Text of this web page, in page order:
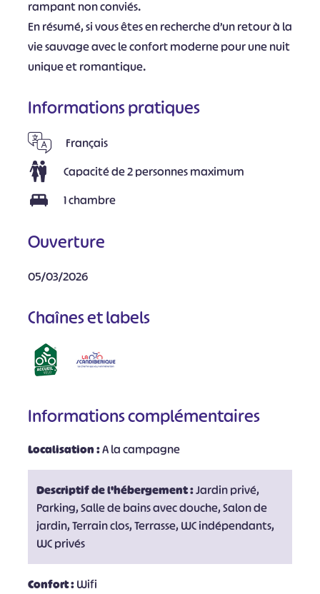
rampant non conviés.
En résumé, si vous êtes en recherche d’un retour à la
vie sauvage avec le confort moderne pour une nuit
unique et romantique.
Informations pratiques
Français
Capacité de 2 personnes maximum
1 chambre
Ouverture
05/03/2026
Chaînes et labels
Informations complémentaires
Localisation :A la campagne
Descriptif de l'hébergement :Jardin privé,
Parking, Salle de bains avec douche, Salon de
jardin, Terrain clos, Terrasse, WC indépendants,
WC privés
Confort :Wifi